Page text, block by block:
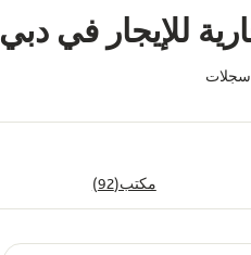
للإيجار في دبي
مكتب(92)